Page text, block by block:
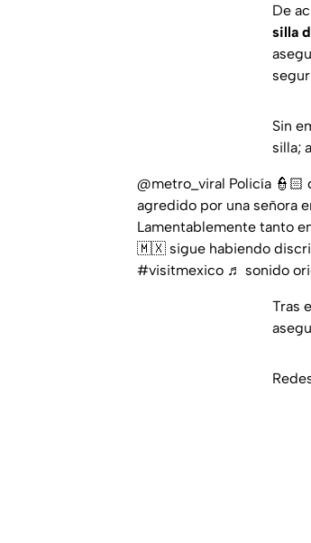
De
silla
Sin
silla;
@metro_viral Policía 👮🏻
agredido por una señora
Lamentablemente tanto
🇲🇽 sigue habiendo
#visitmexico ♬ sonido
Tras